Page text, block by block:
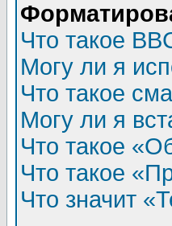
Что такое
Могу ли я
Что такое
Могу ли я
Что такое
Что такое
Что значит